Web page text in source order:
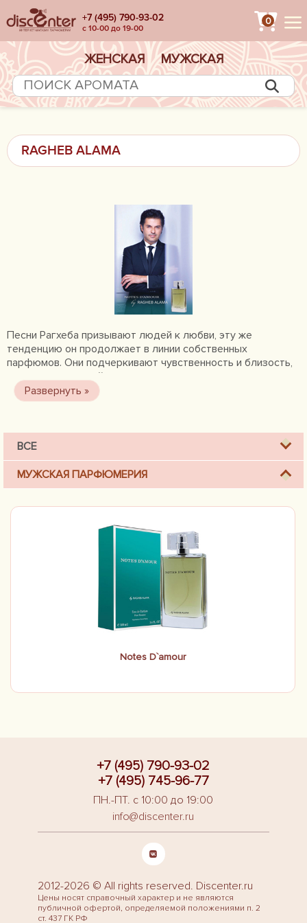
+7 (495) 790-93-02
с 10-00 до 19-00
0
ЖЕНСКАЯ МУЖСКАЯ
RAGHEB ALAMA
Песни Рагхеба призывают людей к любви, эту же
тенденцию он продолжает в линии собственных
парфюмов. Они подчеркивают чувственность и близость,
символизируют тайну, которая может возникнуть только
между мужчиной и женщиной.
ВСЕ
МУЖСКАЯ ПАРФЮМЕРИЯ
Notes D`amour
+7 (495) 790-93-02
+7 (495) 745-96-77
ПН.-ПТ. с 10:00 до 19:00
info@discenter.ru
2012-2026 © All rights reserved. Discenter.ru
Цены носят справочный характер и не являются
публичной офертой, определяемой положениями п. 2
ст. 437 ГК РФ